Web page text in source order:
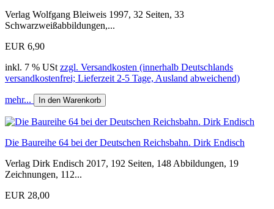
Verlag Wolfgang Bleiweis 1997, 32 Seiten, 33
Schwarzweißabbildungen,...
EUR 6,90
inkl. 7 % USt zzgl. Versandkosten (innerhalb Deutschlands
versandkostenfrei; Lieferzeit 2-5 Tage, Ausland abweichend)
mehr... In den Warenkorb
Die Baureihe 64 bei der Deutschen Reichsbahn. Dirk Endisch
Verlag Dirk Endisch 2017, 192 Seiten, 148 Abbildungen, 19
Zeichnungen, 112...
EUR 28,00